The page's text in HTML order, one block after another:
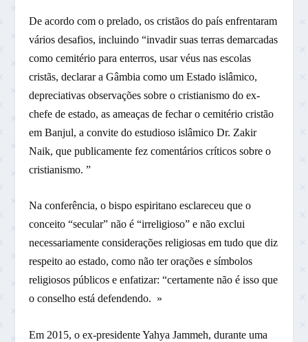
De acordo com o prelado, os cristãos do país enfrentaram
vários desafios, incluindo “invadir suas terras demarcadas
como cemitério para enterros, usar véus nas escolas
cristãs, declarar a Gâmbia como um Estado islâmico,
depreciativas observações sobre o cristianismo do ex-
chefe de estado, as ameaças de fechar o cemitério cristão
em Banjul, a convite do estudioso islâmico Dr. Zakir
Naik, que publicamente fez comentários críticos sobre o
cristianismo. ”
Na conferência, o bispo espiritano esclareceu que o
conceito “secular” não é “irreligioso” e não exclui
necessariamente considerações religiosas em tudo que diz
respeito ao estado, como não ter orações e símbolos
religiosos públicos e enfatizar: “certamente não é isso que
o conselho está defendendo. »
Em 2015, o ex-presidente Yahya Jammeh, durante uma